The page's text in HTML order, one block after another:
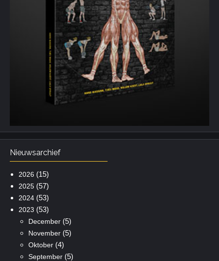
Nieuwsarchief
2026 (15)
2025(57)
2024(53)
2023 (53)
December(5)
November(5)
Oktober(4)
September(5)